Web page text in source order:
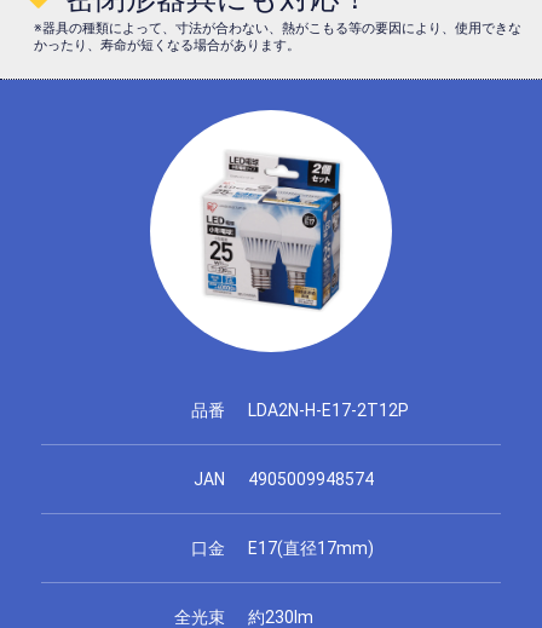
※器具の種類によって、寸法が合わない、熱がこもる等の要因により、使用できな
かったり、寿命が短くなる場合があります。
品番 LDA2N-H-E17-2T12P
JAN 4905009948574
口金 E17(直径17mm)
全光束 約230lm